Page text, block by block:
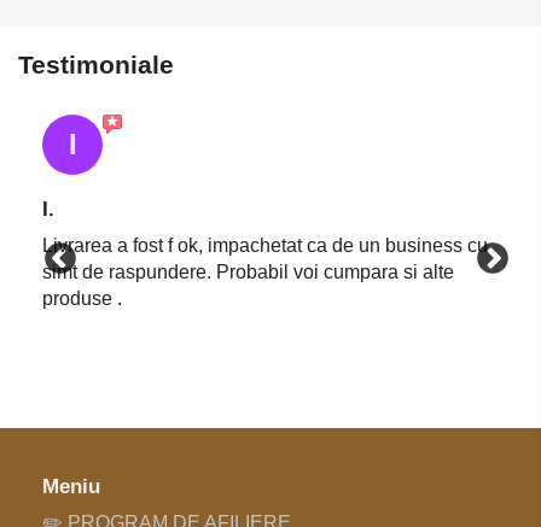
Testimoniale
I
I.
Livrarea a fost f ok, impachetat ca de un business cu
simt de raspundere. Probabil voi cumpara si alte
produse .
Meniu
✏️ PROGRAM DE AFILIERE